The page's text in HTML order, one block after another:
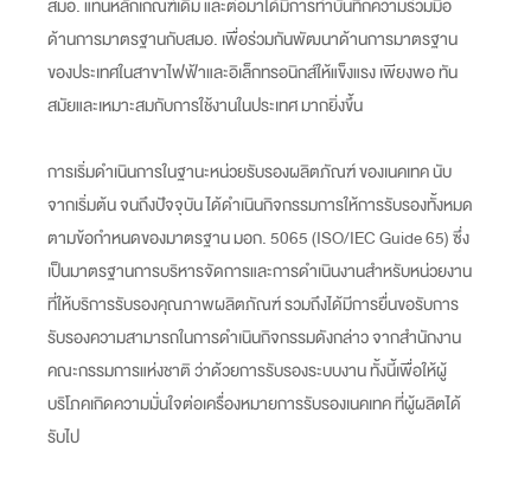
สมอ. แทนหลักเกณฑ์เดิม และต่อมาได้มีการทำบันทึกความร่วมมือ
ด้านการมาตรฐานกับสมอ. เพื่อร่วมกันพัฒนาด้านการมาตรฐาน
ของประเทศในสาขาไฟฟ้าและอิเล็กทรอนิกส์ให้แข็งแรง เพียงพอ ทัน
สมัยและเหมาะสมกับการใช้งานในประเทศ มากยิ่งขึ้น
การเริ่มดำเนินการในฐานะหน่วยรับรองผลิตภัณฑ์ ของเนคเทค นับ
จากเริ่มต้น จนถึงปัจจุบัน ได้ดำเนินกิจกรรมการให้การรับรองทั้งหมด
ตามข้อกำหนดของมาตรฐาน มอก. 5065 (ISO/IEC Guide 65) ซึ่ง
เป็นมาตรฐานการบริหารจัดการและการดำเนินงานสำหรับหน่วยงาน
ที่ให้บริการรับรองคุณภาพผลิตภัณฑ์ รวมถึงได้มีการยื่นขอรับการ
รับรองความสามารถในการดำเนินกิจกรรมดังกล่าว จากสำนักงาน
คณะกรรมการแห่งชาติ ว่าด้วยการรับรองระบบงาน ทั้งนี้เพื่อให้ผู้
บริโภคเกิดความมั่นใจต่อเครื่องหมายการรับรองเนคเทค ที่ผู้ผลิตได้
รับไป